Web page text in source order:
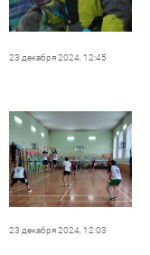
23 декабря 2024, 12:45
23 декабря 2024, 12:03